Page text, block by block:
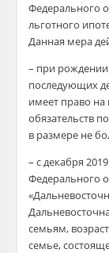
Федерального
льготного
Данная мера
– при рождении
последующих
имеет право
обязательств
в размере не
– с декабря
Федерального
семьям,
семье,